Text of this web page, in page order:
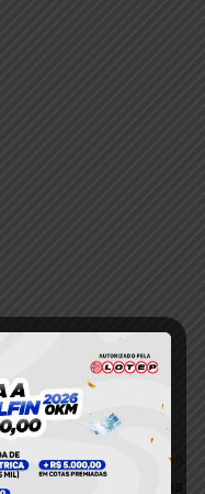
Próximo
PF fecha cinco garimpos